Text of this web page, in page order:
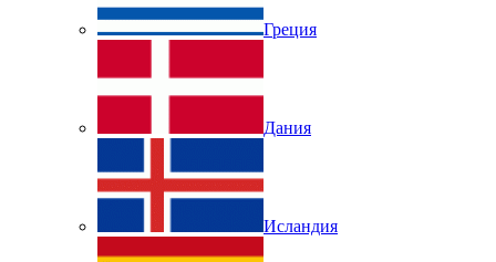
Греция
Дания
Исландия